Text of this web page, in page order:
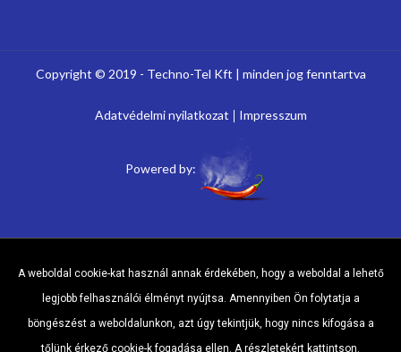
Copyright © 2019 - Techno-Tel Kft | minden jog fenntartva
Adatvédelmi nyilatkozat Impresszum
Powered by:
A weboldal cookie-kat használ annak érdekében, hogy a weboldal a lehető
legjobb felhasználói élményt nyújtsa. Amennyiben Ön folytatja a
böngészést a weboldalunkon, azt úgy tekintjük, hogy nincs kifogása a
tőlünk érkező cookie-k fogadása ellen. A részletekért kattintson.